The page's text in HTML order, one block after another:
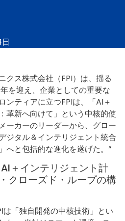
クス株式会社（FPI）は、揺る
を迎え、企業としての重要な
ンティアに立つFPIは、「AI＋
革新へ向けて」という中核的使
ーカーのリーダーから、グロー
ジタル＆インテリジェント統合
へと包括的な進化を遂げた。“
＋インテリジェント計
クローズド・ループの構
「独自開発の中核技術」とい